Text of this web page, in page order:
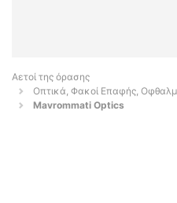
Αετοί της όρασης
Οπτικά, Φακοί Επαφής,
Mavrommati Optics